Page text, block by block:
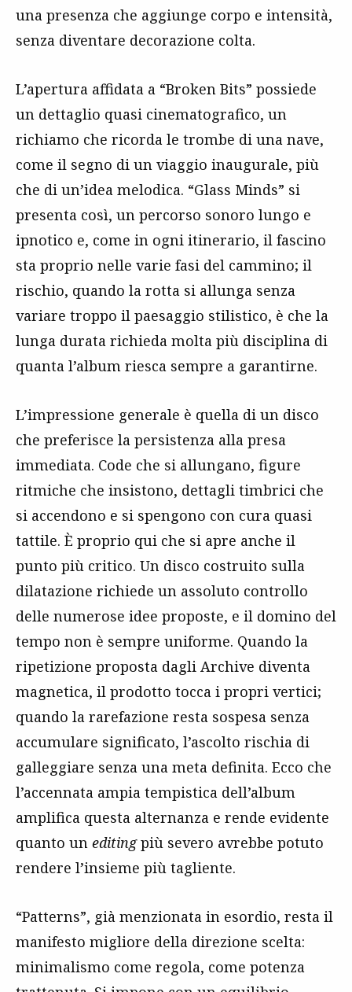
una presenza che aggiunge corpo e intensità,
senza diventare decorazione colta.
L’apertura affidata a “Broken Bits” possiede
un dettaglio quasi cinematografico, un
richiamo che ricorda le trombe di una nave,
come il segno di un viaggio inaugurale, più
che di un’idea melodica. “Glass Minds” si
presenta così, un percorso sonoro lungo e
ipnotico e, come in ogni itinerario, il fascino
sta proprio nelle varie fasi del cammino; il
rischio, quando la rotta si allunga senza
variare troppo il paesaggio stilistico, è che la
lunga durata richieda molta più disciplina di
quanta l’album riesca sempre a garantirne.
L’impressione generale è quella di un disco
che preferisce la persistenza alla presa
immediata. Code che si allungano, figure
ritmiche che insistono, dettagli timbrici che
si accendono e si spengono con cura quasi
tattile. È proprio qui che si apre anche il
punto più critico. Un disco costruito sulla
dilatazione richiede un assoluto controllo
delle numerose idee proposte, e il domino del
tempo non è sempre uniforme. Quando la
ripetizione proposta dagli Archive diventa
magnetica, il prodotto tocca i propri vertici;
quando la rarefazione resta sospesa senza
accumulare significato, l’ascolto rischia di
galleggiare senza una meta definita. Ecco che
l’accennata ampia tempistica dell’album
amplifica questa alternanza e rende evidente
quanto un editingpiù severo avrebbe potuto
rendere l’insieme più tagliente.
“Patterns”, già menzionata in esordio, resta il
manifesto migliore della direzione scelta:
minimalismo come regola, come potenza